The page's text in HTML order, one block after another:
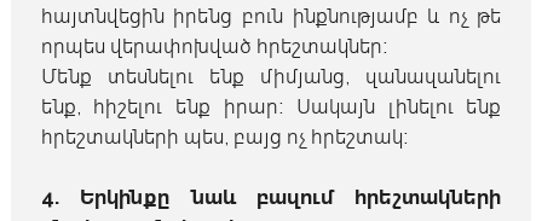
հայտնվեցին իրենց բուն ինքնությամբ և ոչ թե
որպես վերափոխված հրեշտակներ։
Մենք տեսնելու ենք միմյանց, զանազանելու
ենք, հիշելու ենք իրար։ Սակայն լինելու ենք
հրեշտակների պես, բայց ոչ հրեշտակ։
4. Երկինքը նաև բազում հրեշտակների